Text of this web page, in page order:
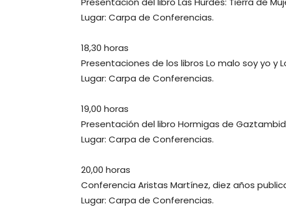
Lugar: Carpa de Conferencias.
18,30 horas
Presentaciones de los libros Lo malo soy yo y
Lugar: Carpa de Conferencias.
19,00 horas
Presentación del libro Hormigas de
Lugar: Carpa de Conferencias.
20,00 horas
Conferencia Aristas Martínez, diez años
Lugar: Carpa de Conferencias.